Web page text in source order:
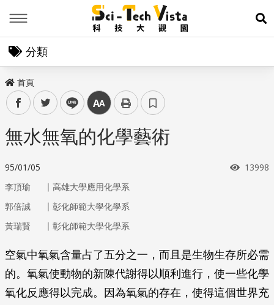
展
分類
首頁
facebooktwitter line 中
無水無氧的化學藝術
95/01/05 瀏覽次
13998
李頂瑜 ｜ 高雄大學應用化學系
郭倍誠
｜ 彰化師範大學化學系
黃瑞賢
｜ 彰化師範大學化學系
空氣中氧氣含量占了五分之一，而且是生物生存所必需
的。氧氣使動物的新陳代謝得以順利進行，使一些化學
氧化反應得以完成。因為氧氣的存在，使得這個世界充